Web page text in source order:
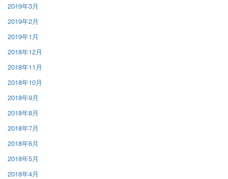
2019年3月
2019年2月
2019年1月
2018年12月
2018年11月
2018年10月
2018年9月
2018年8月
2018年7月
2018年6月
2018年5月
2018年4月